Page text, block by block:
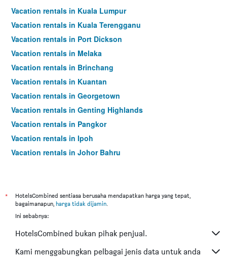
Vacation rentals in Kuala Lumpur
Vacation rentals in Kuala Terengganu
Vacation rentals in Port Dickson
Vacation rentals in Melaka
Vacation rentals in Brinchang
Vacation rentals in Kuantan
Vacation rentals in Georgetown
Vacation rentals in Genting Highlands
Vacation rentals in Pangkor
Vacation rentals in Ipoh
Vacation rentals in Johor Bahru
Vacation rentals in Kuching
Vacation rentals in Tokyo
Vacation rentals in Bangkok
Vacation rentals in Putrajaya
*
HotelsCombined sentiasa berusaha mendapatkan harga yang tepat,
bagaimanapun, harga tidak dijamin.
Ini sebabnya:
HotelsCombined bukan pihak penjual.
Kami menggabungkan pelbagai jenis data untuk anda